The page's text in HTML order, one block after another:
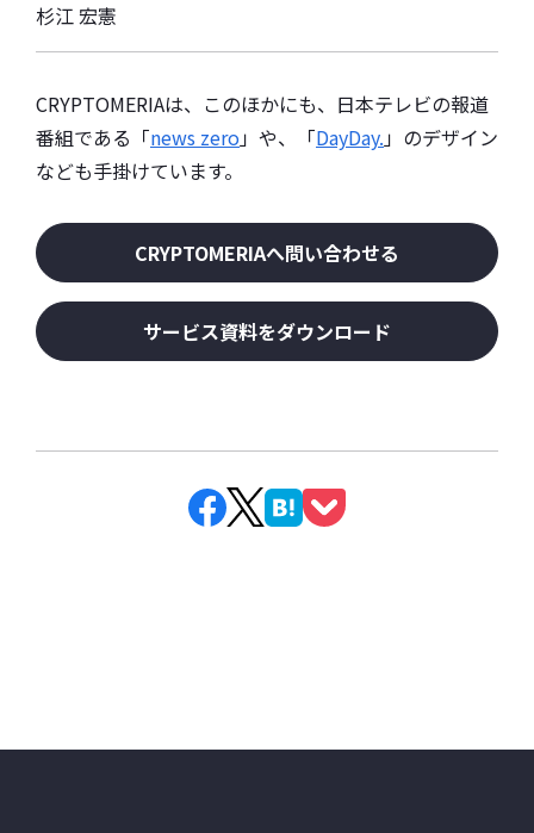
杉江 宏憲
CRYPTOMERIAは、このほかにも、日本テレビの報道
番組である「news zero」や、「DayDay.」のデザイン
なども手掛けています。
CRYPTOMERIAへ問い合わせる
サービス資料をダウンロード